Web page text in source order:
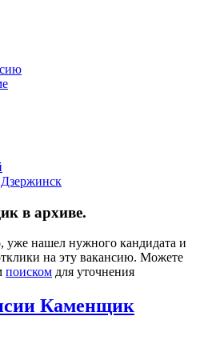
в архиве.
уже нашел нужного кандидата и
на эту вакансию. Можете
поиском для уточнения
Каменщик